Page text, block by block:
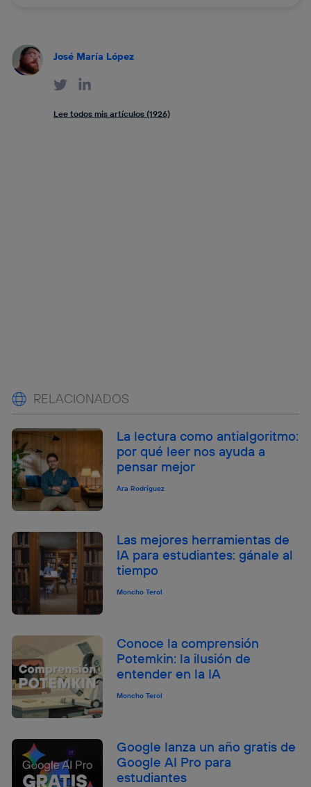
José María López
Lee todos mis artículos (1926)
RELACIONADOS
La lectura como antialgoritmo:
por qué leer nos ayuda a
pensar mejor
Ara Rodríguez
Las mejores herramientas de
IA para estudiantes: gánale al
tiempo
Moncho Terol
Conoce la comprensión
Potemkin: la ilusión de
entender en la IA
Moncho Terol
Google lanza un año gratis de
Google AI Pro para
estudiantes